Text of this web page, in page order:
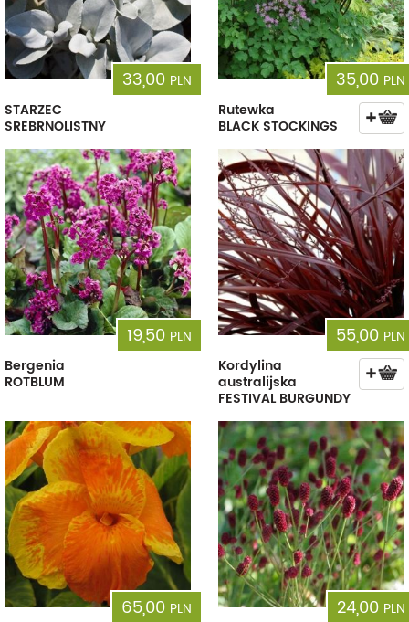
33,00 PLN
STARZEC
SREBRNOLISTNY
35,00 PLN
Rutewka
BLACK STOCKINGS
19,50 PLN
Bergenia
ROTBLUM
55,00 PLN
Kordylina
australijska
FESTIVAL BURGUNDY
65,00 PLN
24,00 PLN